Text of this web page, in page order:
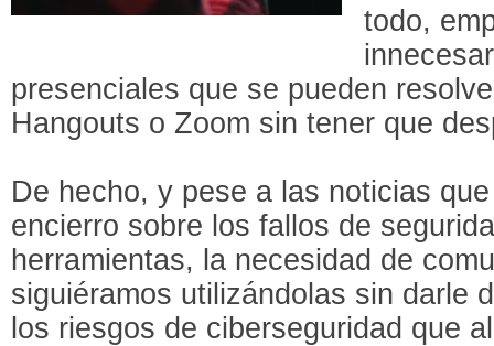
todo,
presenciales que se pueden
Hangouts o Zoom sin tener que
De hecho, y pese a las noticias
encierro sobre los fallos de
herramientas, la necesidad de
siguiéramos utilizándolas sin darle
los riesgos de ciberseguridad que